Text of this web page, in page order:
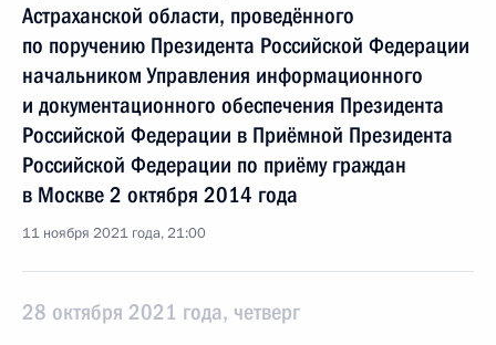
Астраханской области, проведённого
по поручению Президента Российской Федерации
начальником Управления информационного
и документационного обеспечения Президента
Российской Федерации в Приёмной Президента
Российской Федерации по приёму граждан
в Москве 2 октября 2014 года
11 ноября 2021 года, 21:00
28 октября 2021 года, четверг